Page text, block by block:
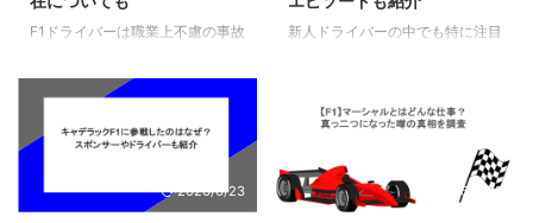
F1ドライバーは職業上不慮の事故
く、中には日常生活に支障が出る
ほどの怪我や病気を負ってしまう
人もいます。そこでこの記事で
は、名ドライバーとして名高いヘ
紹介しています。活躍していた頃
新人ドライバーの中でも特に注目
をしているのか分からないことも
多いと思います。そこでこの記事
では、オスカーピアストリの実績
を紹介すると共に、気になる女性
2026/6/23 2026/5/25